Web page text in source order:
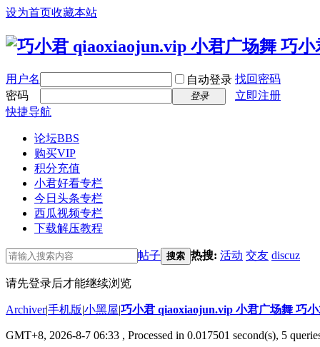
设为首页收藏本站
用户名 自动登录 找回密码
密码
登录
立即注册
快捷导航
论坛BBS
购买VIP
积分充值
小君好看专栏
今日头条专栏
西瓜视频专栏
下载解压教程
帖子 搜索 热搜: 活动 交友 discuz
请先登录后才能继续浏览
Archiver|手机版|小黑屋|巧小君 qiaoxiaojun.vip 小君广场舞 巧
GMT+8, 2026-8-7 06:33 , Processed in 0.017501 second(s), 5